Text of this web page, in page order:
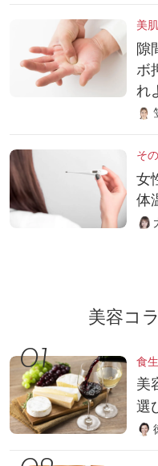
美
隙
ボ
れ
そ
女
体
美容コ
食
美
選